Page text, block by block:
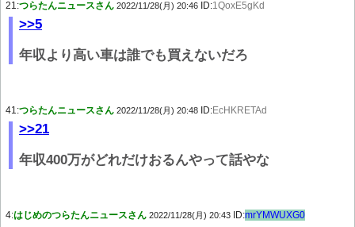
21:つらたんニュースさん 2022/11/28(月) 20:46 ID:1QoxE5gKd
>>5
年収より高い車は誰でも買えないだろ
41:つらたんニュースさん 2022/11/28(月) 20:48 ID:EcHKRETAd
>>21
年収400万がどれだけおるんやって話やな
4:はじめのつらたんニュースさん 2022/11/28(月) 20:43 ID:mrYMWUXG0